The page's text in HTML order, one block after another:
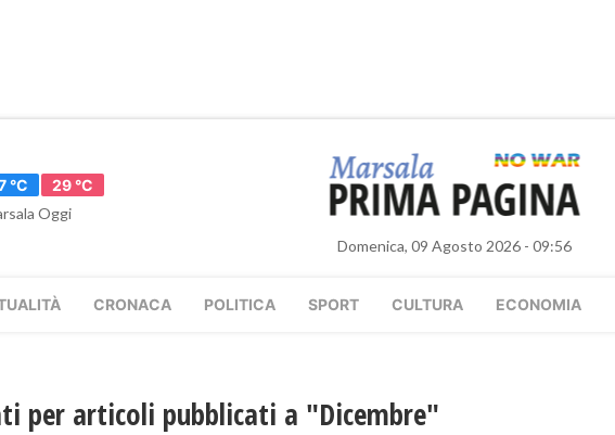
°C
29 °C
Oggi
Domenica, 09 Agosto 2026 - 09:56
CRONACA POLITICA SPORT CULTURA ECONOMIA
per articoli pubblicati a "Dicembre"